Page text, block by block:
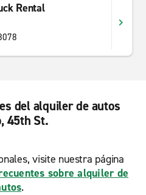
Rental
del alquiler de autos
45th St.
visite nuestra página
sobre alquiler de
.